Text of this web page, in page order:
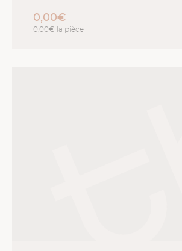
0,00€
0,00€ la pièce